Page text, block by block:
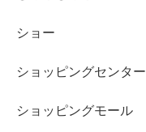
ショー
ショッピングセンター
ショッピングモール